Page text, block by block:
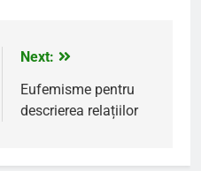
Next:
Eufemisme pentru
descrierea relațiilor